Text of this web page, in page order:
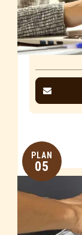
PLAN
05